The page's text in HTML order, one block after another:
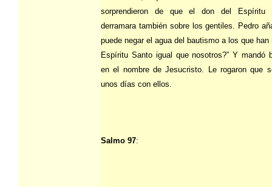
sorprendieron de que el don del Espíritu
derramara también sobre los gentiles. Pedro
puede negar el agua del bautismo a los que han
Espíritu Santo igual que nosotros?” Y mandó
en el nombre de Jesucristo. Le rogaron que
unos días con ellos.
Salmo 97: